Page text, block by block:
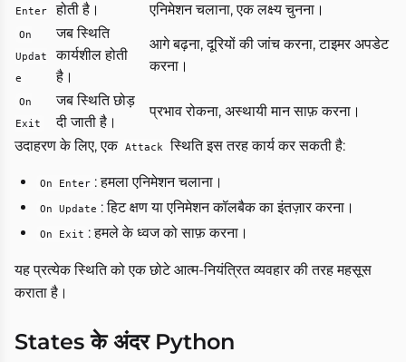
Enter
होती है।
एनिमेशन चलाना, एक लक्ष्य चुनना।
On
Updat
e
जब स्थिति
कार्यशील होती
है।
आगे बढ़ना, दूरियों की जांच करना, टाइमर अपडेट
करना।
On
Exit
जब स्थिति छोड़
दी जाती है।
प्रभाव रोकना, अस्थायी मान साफ़ करना।
उदाहरण के लिए, एक Attack स्थिति इस तरह कार्य कर सकती है:
On Enter : हमला एनिमेशन चलाना।
On Update : हिट क्षण या एनिमेशन कॉलबैक का इंतज़ार करना।
On Exit : हमले के ध्वज को साफ़ करना।
यह प्रत्येक स्थिति को एक छोटे आत्म-नियंत्रित व्यवहार की तरह महसूस
कराता है।
States के अंदर Python